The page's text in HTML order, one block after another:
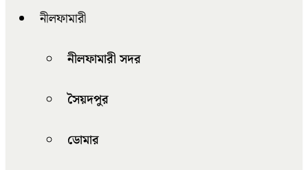
নীলফামারী
নীলফামারী সদর
সৈয়দপুর
ডোমার